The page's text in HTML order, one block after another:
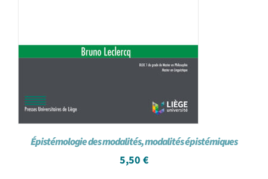
Épistémologie des modalités, modalités épistémiques
5,50 €